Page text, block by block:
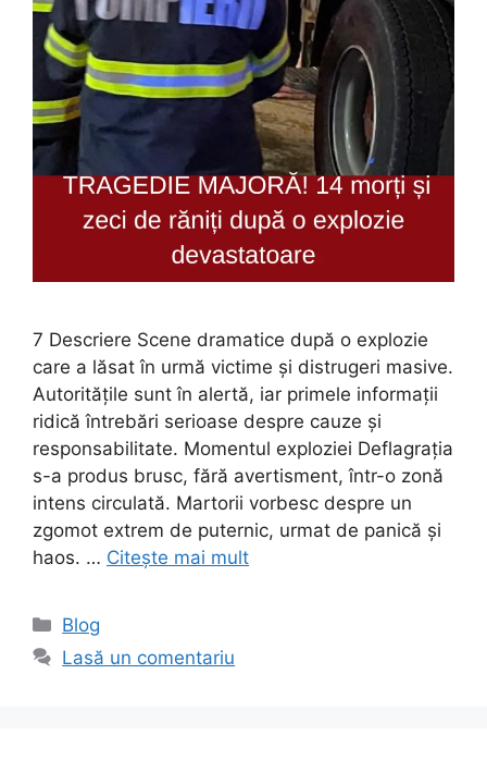
7 Descriere Scene dramatice după o explozie
care a lăsat în urmă victime și distrugeri masive.
Autoritățile sunt în alertă, iar primele informații
ridică întrebări serioase despre cauze și
responsabilitate. Momentul exploziei Deflagrația
s-a produs brusc, fără avertisment, într-o zonă
intens circulată. Martorii vorbesc despre un
zgomot extrem de puternic, urmat de panică și
haos. … Citește mai mult
Categorii
Blog
Lasă un comentariu